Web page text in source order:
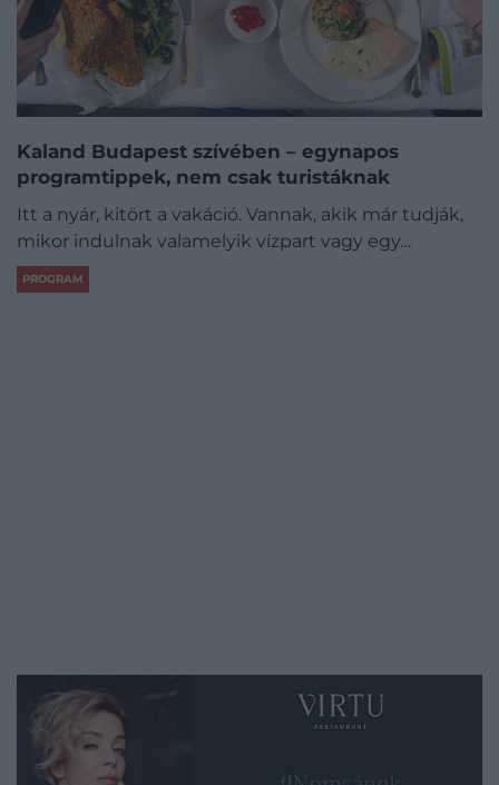
Kaland Budapest szívében – egynapos
programtippek, nem csak turistáknak
Itt a nyár, kitört a vakáció. Vannak, akik már tudják,
mikor indulnak valamelyik vízpart vagy egy…
PROGRAM